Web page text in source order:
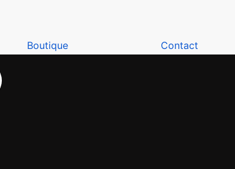
Boutique Contact